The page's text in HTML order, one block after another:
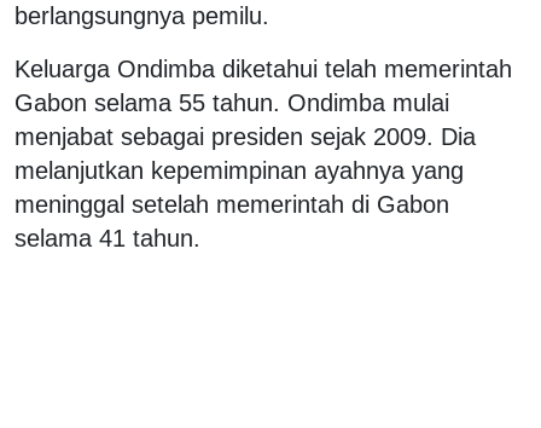
berlangsungnya pemilu.
Keluarga Ondimba diketahui telah memerintah
Gabon selama 55 tahun. Ondimba mulai
menjabat sebagai presiden sejak 2009. Dia
melanjutkan kepemimpinan ayahnya yang
meninggal setelah memerintah di Gabon
selama 41 tahun.